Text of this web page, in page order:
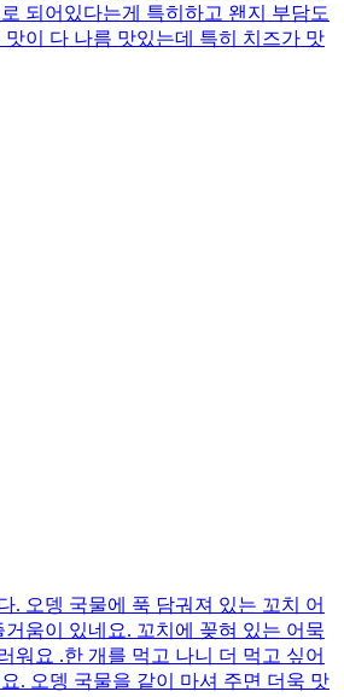
되어있다는게 특히하고 왠지 부담도
이 다 나름 맛있는데 특히 치즈가 맛
. 오뎅 국물에 푹 담궈져 있는 꼬치 어
움이 있네요. 꼬치에 꽂혀 있는 어묵
워요 .한 개를 먹고 나니 더 먹고 싶어
. 오뎅 국물을 같이 마셔 주면 더욱 맛